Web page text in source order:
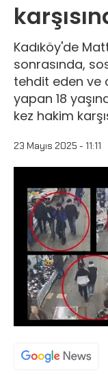
Kadıköy'de
sonrasında,
tehdit eden ve
yapan 18
kez hakim
23 Mayıs 2025 - 11:11